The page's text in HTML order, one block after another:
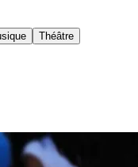
Théâtre